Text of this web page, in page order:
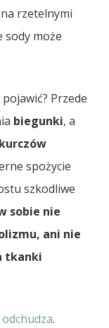
rzetelnymi
sody może
Przede
biegunki, a
spożycie
szkodliwe
sobie nie
ani nie
tkanki
.